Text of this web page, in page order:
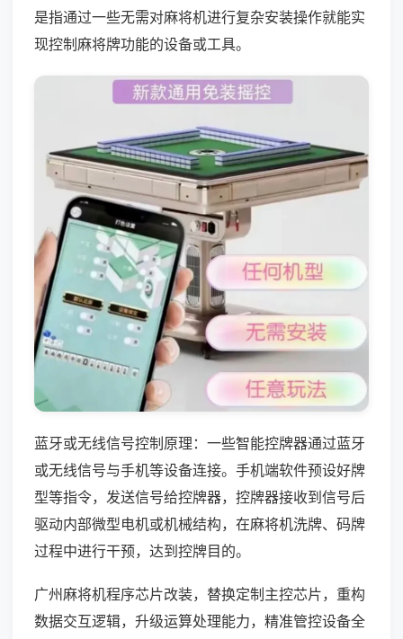
是指通过一些无需对麻将机进行复杂安装操作就能实
现控制麻将牌功能的设备或工具。
蓝牙或无线信号控制原理：一些智能控牌器通过蓝牙
或无线信号与手机等设备连接。手机端软件预设好牌
型等指令，发送信号给控牌器，控牌器接收到信号后
驱动内部微型电机或机械结构，在麻将机洗牌、码牌
过程中进行干预，达到控牌目的。
广州麻将机程序芯片改装，替换定制主控芯片，重构
数据交互逻辑，升级运算处理能力，精准管控设备全